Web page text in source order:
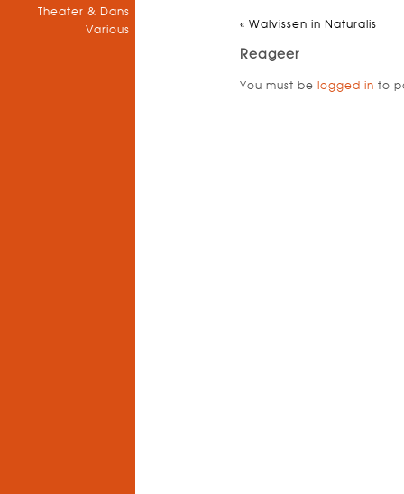
Theater & Dans
Various
« Walvissen in Naturalis
Reageer
You must be logged in to